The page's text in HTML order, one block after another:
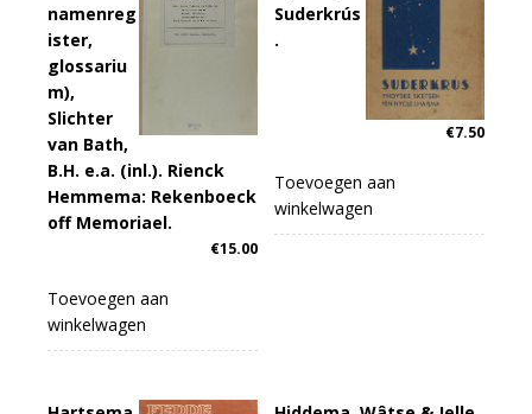
namenreg
ister,
glossariu
m),
Slichter
van Bath,
B.H. e.a. (inl.). Rienck
Hemmema: Rekenboeck
off Memoriael.
€15.00
Toevoegen aan
winkelwagen
Suderkrús
.
€7.50
Toevoegen aan
winkelwagen